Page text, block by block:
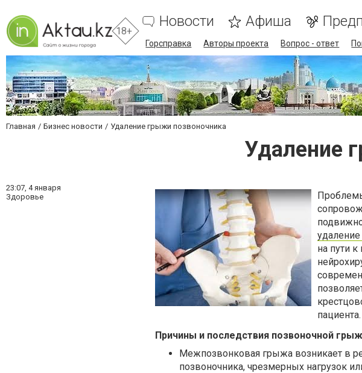
18+
Новости Афиша
Горсправка Авторы проекта Вопрос - ответ
Главная Бизнес новости Удаление грыжи позвоночника
Удаление
23:07, 4 января
Здоровье
на пути
пациента.
Причины и последствия позвоночной
Межпозвонковая грыжа возникает в
позвоночника, чрезмерных нагрузок